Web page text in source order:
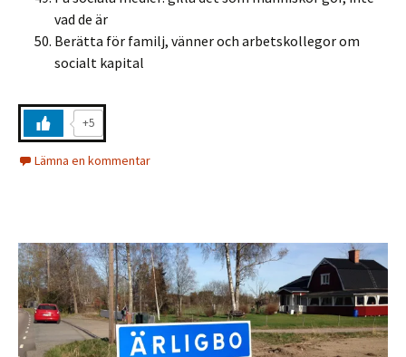
vad de är
Berätta för familj, vänner och arbetskollegor om
socialt kapital
+5
Lämna en kommentar